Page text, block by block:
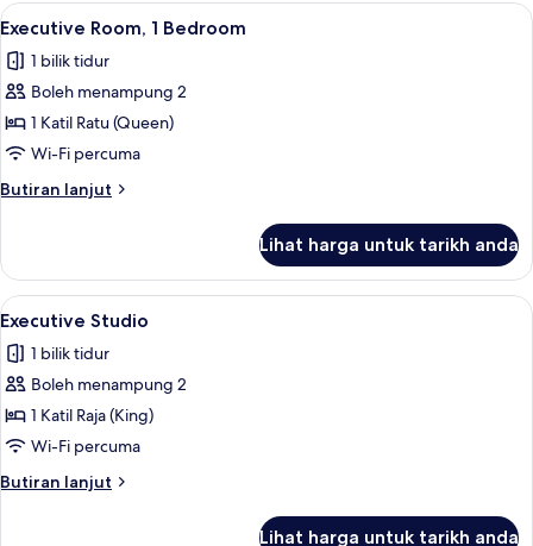
Bedroom
Lihat
semua
foto
untuk
Executive
Room,
1
Bedroom
Gebar bulu kapas, peti besi dalam
2
Executive Room, 1 Bedroom
1 bilik tidur
Boleh menampung 2
1 Katil Ratu (Queen)
Wi-Fi percuma
Butiran lanjut
Butiran
Room,
Bedroom
Lihat harga untuk tarikh anda
Lihat
semua
foto
untuk
Executive
Studio
Executive Studio | Dapur kecil
2
Executive Studio
1 bilik tidur
Boleh menampung 2
1 Katil Raja (King)
Wi-Fi percuma
Butiran lanjut
Butiran
Lihat harga untuk tarikh anda